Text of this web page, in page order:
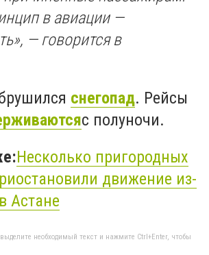
в авиации —
— говорится в
снегопад. Рейсы
с полуночи.
Несколько пригородных
движение из-
Астане
необходимый текст и нажмите Ctrl+Enter, чтобы